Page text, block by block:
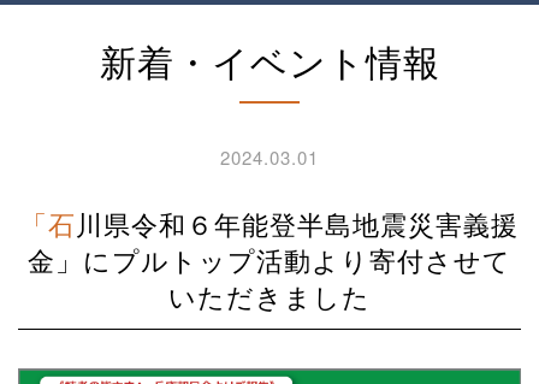
新着・イベント情報
2024.03.01
「石川県令和６年能登半島地震災害義援
金」にプルトップ活動より寄付させて
いただきました